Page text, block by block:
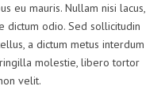
eu mauris. Nullam nisi lacus,
odio. Sed sollicitudin
a dictum metus interdum
molestie, libero tortor
velit.